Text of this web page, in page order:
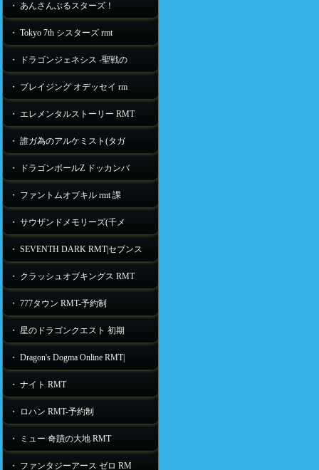
・ あんさんぶるスターズ！
・ Tokyo 7th シスターズ rmt
・ ドラゴンジェネシス -聖戦の
・ ブレイジング オデッセイ rm
・ エレメンタルストーリー RMT
・ 誰ガ為のアルケミスト(タガ
・ ドラゴンボールZ ドッカンバ
・ ファントムオブキル rmt 課
・ サウザンドメモリーズ(千メ
・ SEVENTH DARK RMT|セブンス
・ クラッシュオブキングス RMT
・ 777タウン RMT-予約制
・ 星のドラゴンクエスト 初期
・ Dragon's Dogma Online RMT|
・ ナイト RMT
・ ロハン RMT-予約制
・ ミュー 奇蹟の大地 RMT
・ ファンタジーアース ゼロ RM